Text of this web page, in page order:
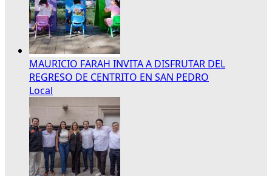
MAURICIO FARAH INVITA A DISFRUTAR DEL
REGRESO DE CENTRITO EN SAN PEDRO
Local